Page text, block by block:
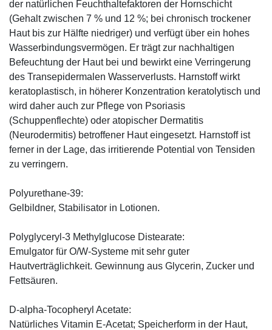
der natürlichen Feuchthaltefaktoren der Hornschicht
(Gehalt zwischen 7 % und 12 %; bei chronisch trockener
Haut bis zur Hälfte niedriger) und verfügt über ein hohes
Wasserbindungsvermögen. Er trägt zur nachhaltigen
Befeuchtung der Haut bei und bewirkt eine Verringerung
des Transepidermalen Wasserverlusts. Harnstoff wirkt
keratoplastisch, in höherer Konzentration keratolytisch und
wird daher auch zur Pflege von Psoriasis
(Schuppenflechte) oder atopischer Dermatitis
(Neurodermitis) betroffener Haut eingesetzt. Harnstoff ist
ferner in der Lage, das irritierende Potential von Tensiden
zu verringern.
Polyurethane-39:
Gelbildner, Stabilisator in Lotionen.
Polyglyceryl-3 Methylglucose Distearate:
Emulgator für O/W-Systeme mit sehr guter
Hautverträglichkeit. Gewinnung aus Glycerin, Zucker und
Fettsäuren.
D-alpha-Tocopheryl Acetate:
Natürliches Vitamin E-Acetat; Speicherform in der Haut,